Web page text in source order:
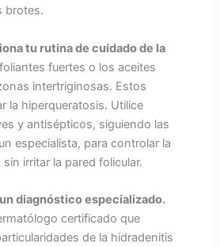
brotes.
tu rutina de cuidado de la
fuertes o los aceites
intertriginosas. Estos
la hiperqueratosis. Utilice
y antisépticos, siguiendo las
especialista, para controlar la
irritar la pared folicular.
diagnóstico especializado.
certificado que
de la hidradenitis